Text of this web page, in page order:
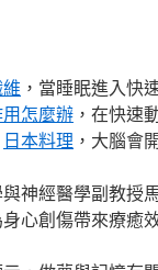
，當睡眠進入快
怎麼辦 ，在快速
日本料理 ，大腦會
神經醫學副教授
心創傷帶來療癒